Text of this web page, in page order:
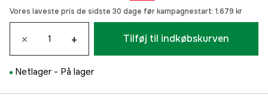
Vores laveste pris de sidste 30 dage før kampagnestart: 1.679 kr
× + Tilføj til indkøbskurven
Netlager - På lager